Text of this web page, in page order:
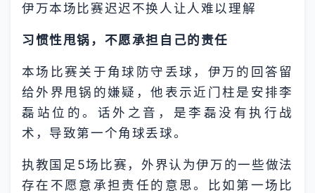
伊万本场比赛迟迟不换人让人难以理解
习惯性甩锅，不愿承担自己的责任
本场比赛关于角球防守丢球，伊万的回答留
给外界甩锅的嫌疑，他表示近门柱是安排李
磊站位的。话外之音，是李磊没有执行战
术，导致第一个角球丢球。
执教国足5场比赛，外界认为伊万的一些做法
存在不愿意承担责任的意思。比如第一场比